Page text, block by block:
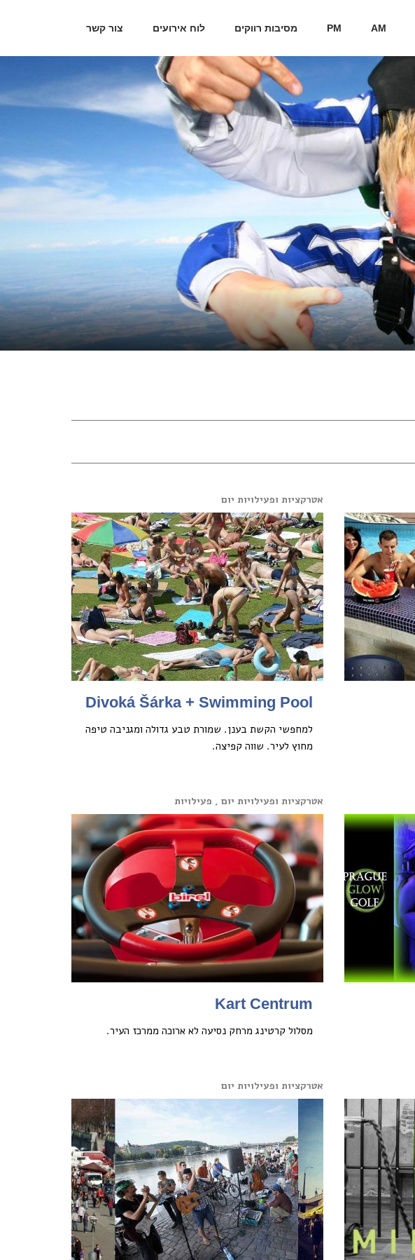
AM
PM מסיבות רווקים לוח אירועים צור קשר
אטרקציות ופעילויות יום
Divoká Šárka + Swimming Pool
למחפשי הקשת בענן. שמורת טבע גדולה ומגניבה טיפה
מחוץ לעיר. שווה קפיצה.
אטרקציות ופעילויות יום , פעילויות
Kart Centrum
מסלול קרטינג מרחק נסיעה לא ארוכה ממרכז העיר.
אטרקציות ופעילויות יום